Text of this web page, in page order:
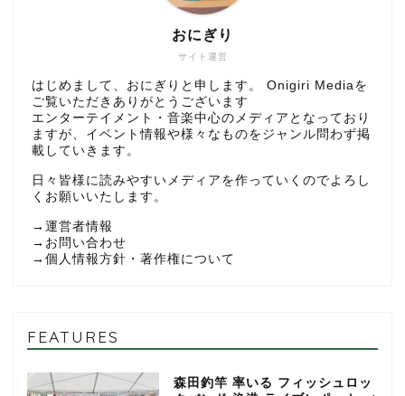
サイト運営
おにぎり
はじめまして、おにぎりと申します。 Onigiri Mediaを
ご覧いただきありがとうございます
エンターテイメント・音楽中心のメディアとなっており
ますが、イベント情報や様々なものをジャンル問わず掲
載していきます。
日々皆様に読みやすいメディアを作っていくのでよろし
くお願いいたします。
→ 運営者情報
→ お問い合わせ
→ 個人情報方針・著作権について
FEATURES
森田釣竿 率いる フィッシュロッ